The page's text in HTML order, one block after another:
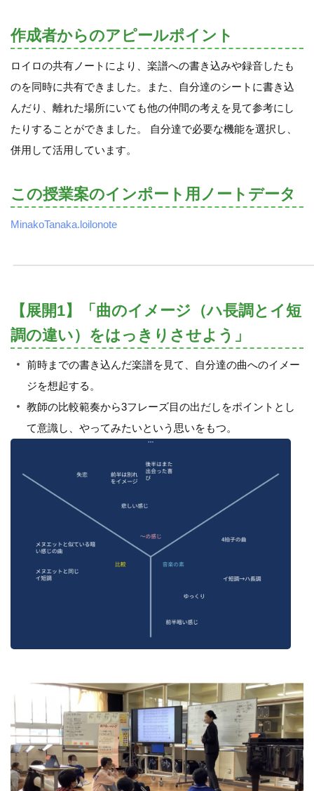
作成者からのアピールポイント
ロイロの共有ノートにより、楽譜への書き込みや録音したも
のを同時に共有できました。また、自分達のシートに書き込
んだり、離れた場所にいても他の仲間の考えを見て参考にし
たりすることができました。 自分達で必要な機能を選択し、
併用して活用しています。
この授業案のインポート用ノートデータ
MinakoTanaka.loilonote
【展開1】「曲のイメージ（ハ長調とイ短
調の違い）をはっきりさせよう」
前時までの書き込んだ楽譜を見て、自分達の曲へのイメー
ジを想起する。
教師の比較範奏から3フレーズ目の出だしをポイントとし
て意識し、やってみたいという思いをもつ。